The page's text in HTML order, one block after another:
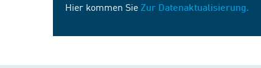
Hier kommen Sie Zur Datenaktualisierung.